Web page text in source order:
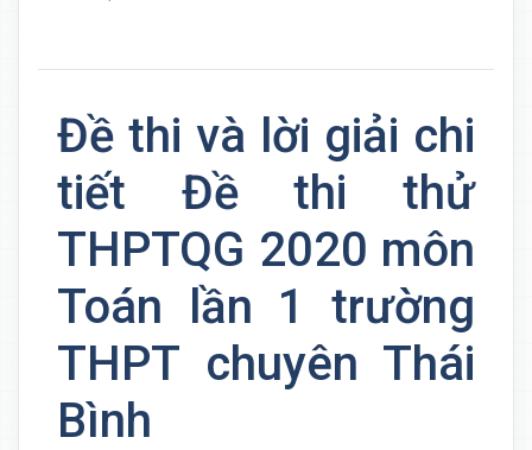
Đề thi và lời giải chi
tiết Đề thi thử
THPTQG 2020 môn
Toán lần 1 trường
THPT chuyên Thái
Bình